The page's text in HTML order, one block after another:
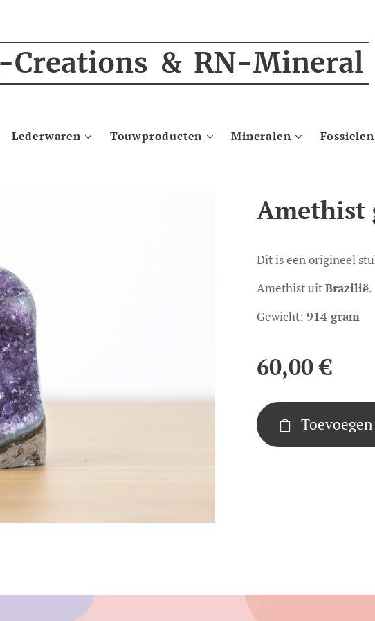
Creations & RN-Mineral
Lederwaren Touwproducten Mineralen Fossielen
Amethist
Dit is een origineel
Amethist uitBrazilië.
Gewicht:914 gram
60,00€